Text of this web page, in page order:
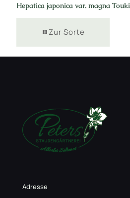
Hepatica japonica var. magna Touki
Zur Sorte
Adresse